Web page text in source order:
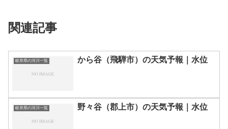
関連記事
岐阜県の河川一覧 から谷（飛騨市）の天気予報｜水位
岐阜県の河川一覧 野々谷（郡上市）の天気予報｜水位